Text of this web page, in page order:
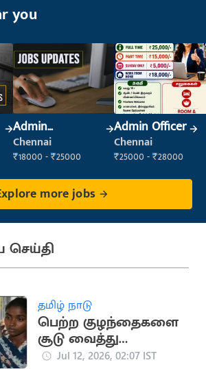
you
Admin
Supervisor
Chennai
₹18000 - ₹25000
Admin Officer
Chennai
₹25000 - ₹28000
more jobs
செய்தி
தமிழ் நாடு
பெற்ற குழந்தைகளை
சூடு வைத்து
சித்ரவதை செய்த
Jul 12, 2026, 02:07 IST